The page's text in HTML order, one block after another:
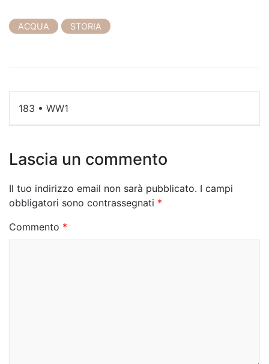
ACQUA STORIA
N
a
v
i
g
a
183 • WW1
Lascia un commento
Il tuo indirizzo email non sarà pubblicato. I campi
obbligatori sono contrassegnati *
Commento *